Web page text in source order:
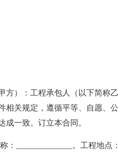
方）：工程承包人（以下简称
相关规定，遵循平等、自愿、
成一致。订立本合同。
______________。工程地点：